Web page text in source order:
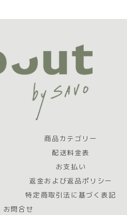
商品カテゴリー
配送料金表
お支払い
返金および返品ポリシー
特定商取引法に基づく表記
お問合せ